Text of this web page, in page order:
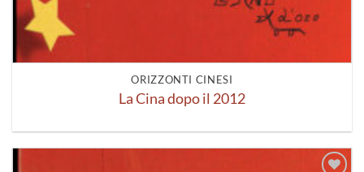
ORIZZONTI CINESI
La Cina dopo il 2012